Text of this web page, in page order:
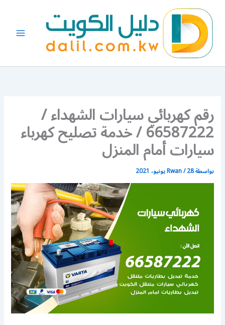
المحتوى
رقم كهربائي سيارات الشهداء /
66587222 / خدمة تصليح كهرباء
سيارات أمام المنزل
بواسطة Rwan/28 يونيو، 2021